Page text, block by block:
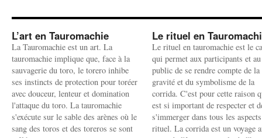
L’art en Tauromachie
La Tauromachie est un art. La
tauromachie implique que, face à la
sauvagerie du toro, le torero inhibe
ses instincts de protection pour toréer
avec douceur, lenteur et domination
l'attaque du toro. La tauromachie
s'exécute sur le sable des arènes où le
sang des toros et des toreros se sont
Le rituel en
Le rituel en tauromachie est le
qui permet aux participants et au
public de se rendre compte de la
gravité et du symbolisme de la
corrida. C'est pour cette raison
est si important de respecter et
s'immerger dans tous les
rituel. La corrida est un voyage